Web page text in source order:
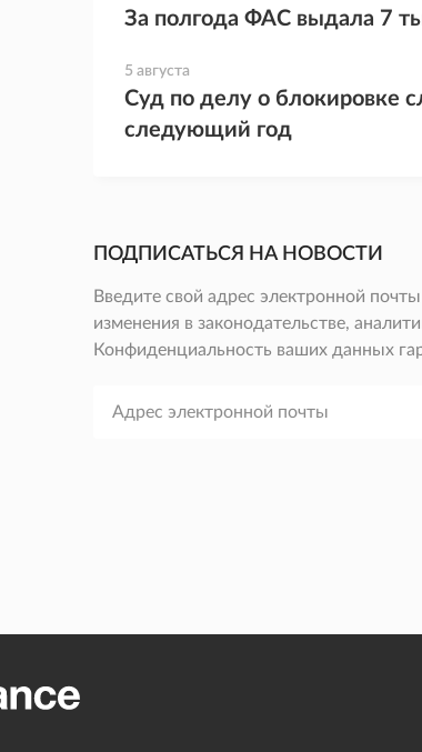
За полгода ФАС выдала 7
5 августа
Суд по делу о блокировке
следующий год
ПОДПИСАТЬСЯ НА НОВОСТИ
Введите свой адрес электронной
изменения в законодательстве,
Конфиденциальность ваших данных